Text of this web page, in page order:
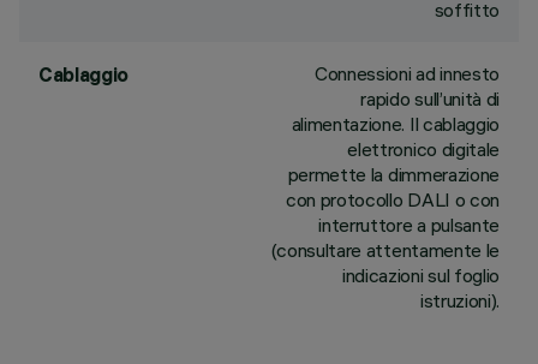
soffitto
Cablaggio
Connessioni ad innesto
rapido sull’unità di
alimentazione. Il cablaggio
elettronico digitale
permette la dimmerazione
con protocollo DALI o con
interruttore a pulsante
(consultare attentamente le
indicazioni sul foglio
istruzioni).